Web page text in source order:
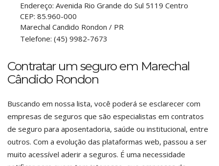
Endereço: Avenida Rio Grande do Sul 5119 Centro
CEP: 85.960-000
Marechal Candido Rondon / PR
Telefone: (45) 9982-7673
Contratar um seguro em Marechal
Cândido Rondon
Buscando em nossa lista, você poderá se esclarecer com
empresas de seguros que são especialistas em contratos
de seguro para aposentadoria, saúde ou institucional, entre
outros. Com a evolução das plataformas web, passou a ser
muito acessível aderir a seguros. É uma necessidade